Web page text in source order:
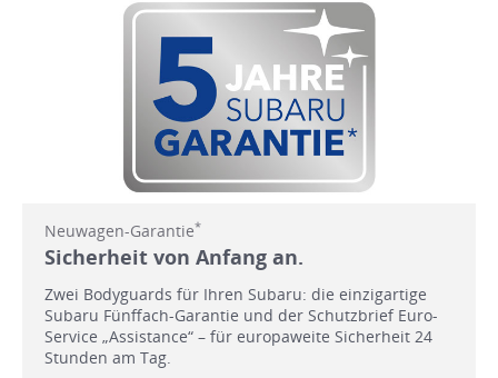
Neuwagen-Garantie*
Sicherheit von Anfang an.
Zwei Bodyguards für Ihren Subaru: die einzigartige
Subaru Fünffach-Garantie und der Schutzbrief Euro-
Service „Assistance“ – für europaweite Sicherheit 24
Stunden am Tag.